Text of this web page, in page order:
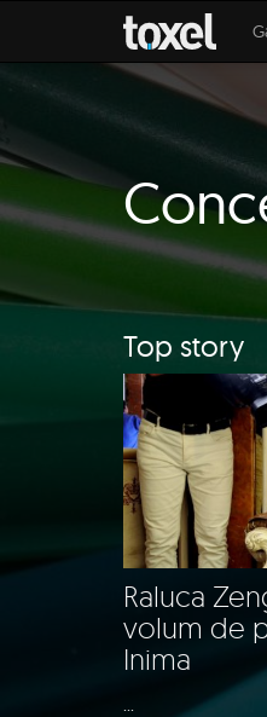
Top story
Raluca
volum de
Inima
...